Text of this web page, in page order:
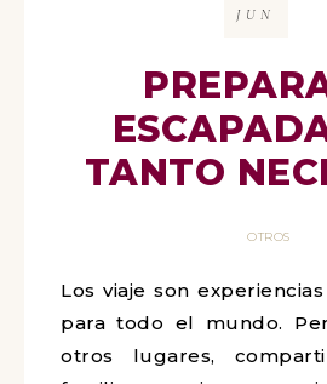
TANTO
OTROS
JUN
Los viaje son
para todo el mundo.
otros lugares,